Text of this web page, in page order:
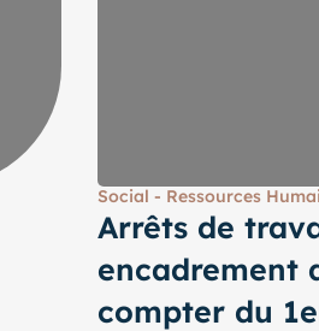
Social - Ressources
Arrêts de
encadrement
compter du